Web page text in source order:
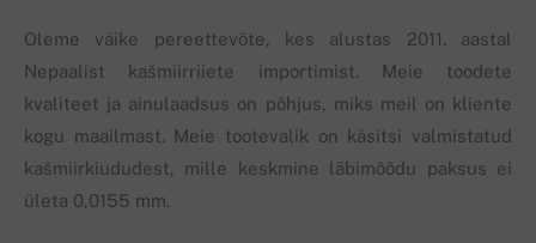
Oleme väike pereettevõte, kes alustas 2011. aastal
Nepaalist kašmiirriiete importimist. Meie toodete
kvaliteet ja ainulaadsus on põhjus, miks meil on kliente
kogu maailmast. Meie tootevalik on käsitsi valmistatud
kašmiirkiududest, mille keskmine läbimõõdu paksus ei
ületa 0,0155 mm.